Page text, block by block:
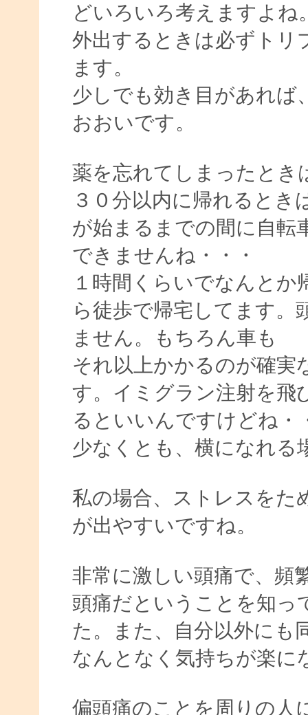
どいろいろ考えますよね
外出するときは必ずトリ
ます。
少しでも効き目があれば
おおいです。
薬を忘れてしまったとき
３０分以内に帰れるとき
が始まるまでの間に自転
できませんね・・・
１時間くらいでなんと
ら徒歩で帰宅してます。
ません。もちろん車も
それ以上かかるのが確実
す。イミグラン注射を飛
るといいんですけどね・
少なくとも、横になれる
私の場合、ストレスをた
が出やすいですね。
非常に激しい頭痛で、頻
頭痛だということを知っ
た。また、自分以外にも
なんとなく気持ちが楽に
偏頭痛のことを周りの人